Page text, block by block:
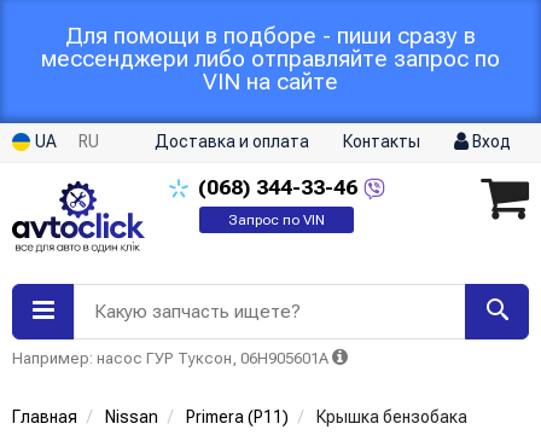
Для помощи в подборе - пиши сразу в
мессенджери либо отправляйте запрос по
VIN на сайте
UA RU Доставка и оплата Контакты Вход
(068) 344-33-46
Запрос по VIN
Какую запчасть ищете?
Например: насос ГУР Туксон, 06H905601A
Главная Nissan Primera (P11) Крышка бензобака